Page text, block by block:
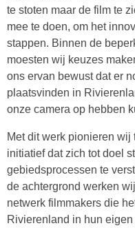
te stoten maar de film te
mee te doen, om het
stappen. Binnen de
moesten wij keuzes
ons ervan bewust dat er
plaatsvinden in
onze camera op hebben
Met dit werk pionieren
initiatief dat zich tot doel
gebiedsprocessen te
de achtergrond werken
netwerk filmmakers die
Rivierenland in hun